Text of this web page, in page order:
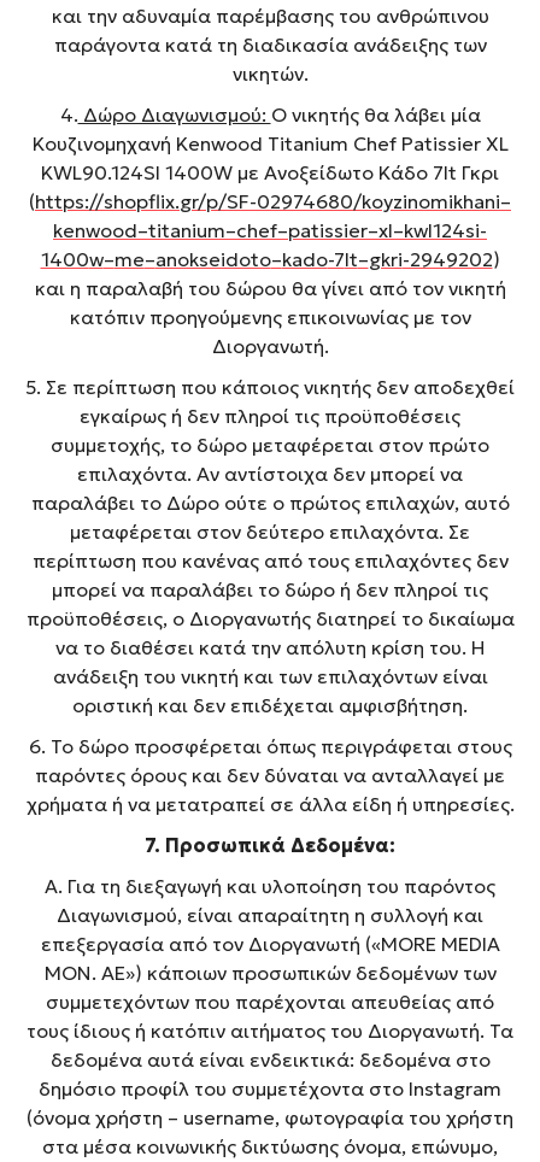
και την αδυναμία παρέμβασης του ανθρώπινου
παράγοντα κατά τη διαδικασία ανάδειξης των
νικητών.
4. Δώρο Διαγωνισμού: Ο νικητής θα λάβει μία
Κουζινομηχανή Kenwood Titanium Chef Patissier XL
KWL90.124SI 1400W με Ανοξείδωτο Κάδο 7lt Γκρι
(https://shopflix.gr/p/SF-02974680/koyzinomikhani–
kenwood–titanium–chef–patissier–xl–kwl124si-
1400w–me–anokseidoto–kado-7lt–gkri-2949202)
και η παραλαβή του δώρου θα γίνει από τον νικητή
κατόπιν προηγούμενης επικοινωνίας με τον
Διοργανωτή.
5. Σε περίπτωση που κάποιος νικητής δεν αποδεχθεί
εγκαίρως ή δεν πληροί τις προϋποθέσεις
συμμετοχής, το δώρο μεταφέρεται στον πρώτο
επιλαχόντα. Αν αντίστοιχα δεν μπορεί να
παραλάβει το Δώρο ούτε ο πρώτος επιλαχών, αυτό
μεταφέρεται στον δεύτερο επιλαχόντα. Σε
περίπτωση που κανένας από τους επιλαχόντες δεν
μπορεί να παραλάβει το δώρο ή δεν πληροί τις
προϋποθέσεις, ο Διοργανωτής διατηρεί το δικαίωμα
να το διαθέσει κατά την απόλυτη κρίση του. Η
ανάδειξη του νικητή και των επιλαχόντων είναι
οριστική και δεν επιδέχεται αμφισβήτηση.
6. Το δώρο προσφέρεται όπως περιγράφεται στους
παρόντες όρους και δεν δύναται να ανταλλαγεί με
χρήματα ή να μετατραπεί σε άλλα είδη ή υπηρεσίες.
7. Προσωπικά Δεδομένα:
Α. Για τη διεξαγωγή και υλοποίηση του παρόντος
Διαγωνισμού, είναι απαραίτητη η συλλογή και
επεξεργασία από τον Διοργανωτή («MORE MEDIA
MON. AE») κάποιων προσωπικών δεδομένων των
συμμετεχόντων που παρέχονται απευθείας από
τους ίδιους ή κατόπιν αιτήματος του Διοργανωτή. Τα
δεδομένα αυτά είναι ενδεικτικά: δεδομένα στο
δημόσιο προφίλ του συμμετέχοντα στο Instagram
(όνομα χρήστη – username, φωτογραφία του χρήστη
στα μέσα κοινωνικής δικτύωσης όνομα, επώνυμο,